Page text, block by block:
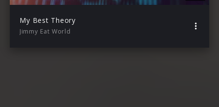
My Best Theory
Jimmy Eat World